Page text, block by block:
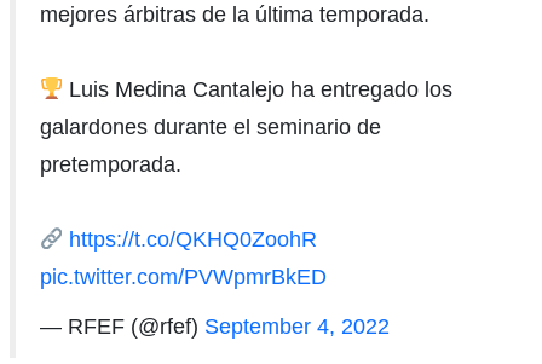
mejores árbitras de la última temporada.
Luis Medina Cantalejo ha entregado los
galardones durante el seminario de
pretemporada.
https://t.co/QKHQ0ZoohR
pic.twitter.com/PVWpmrBkED
— RFEF (@rfef) September 4, 2022